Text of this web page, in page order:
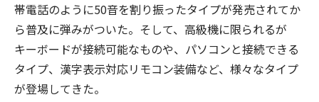
帯電話のように50音を割り振ったタイプが発売されてか
ら普及に弾みがついた。そして、高級機に限られるが
キーボードが接続可能なものや、パソコンと接続できる
タイプ、漢字表示対応リモコン装備など、様々なタイプ
が登場してきた。